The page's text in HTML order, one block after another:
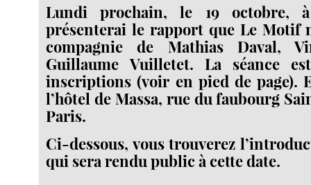
Lundi prochain, le 19 octobre,
présenterai le rapport que Le Motif
compagnie de Mathias Daval,
Guillaume Vuilletet. La séance
inscriptions (voir en pied de page).
l’hôtel de Massa, rue du faubourg
Paris.
Ci-dessous, vous trouverez
qui sera rendu public à cette date.